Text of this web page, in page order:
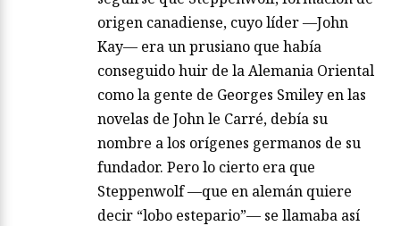
origen canadiense, cuyo líder —John
Kay— era un prusiano que había
conseguido huir de la Alemania Oriental
como la gente de Georges Smiley en las
novelas de John le Carré, debía su
nombre a los orígenes germanos de su
fundador. Pero lo cierto era que
Steppenwolf —que en alemán quiere
decir “lobo estepario”— se llamaba así